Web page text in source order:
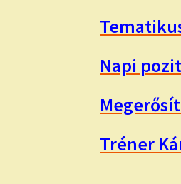
Napi
Tréner